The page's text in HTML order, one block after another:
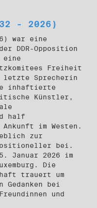
- 2026)
war eine
DDR-Opposition
eine
Freiheit
letzte Sprecherin
inhaftierte
Künstler,
half
im Westen.
zur
bei.
Januar 2026 im
Die
trauert um
bei
und